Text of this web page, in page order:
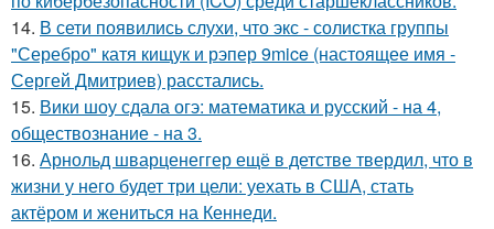
14. В сети появились слухи, что экс - солистка группы
"Серебро" катя кищук и рэпер 9mice (настоящее имя -
Сергей Дмитриев) расстались.
15. Вики шоу сдала огэ: математика и русский - на 4,
обществознание - на 3.
16. Арнольд шварценеггер ещё в детстве твердил, что в
жизни у него будет три цели: уехать в США, стать
актёром и жениться на Кеннеди.